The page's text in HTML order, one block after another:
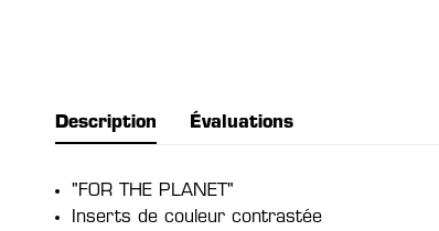
Description Évaluations
"FOR THE PLANET"
Inserts de couleur contrastée